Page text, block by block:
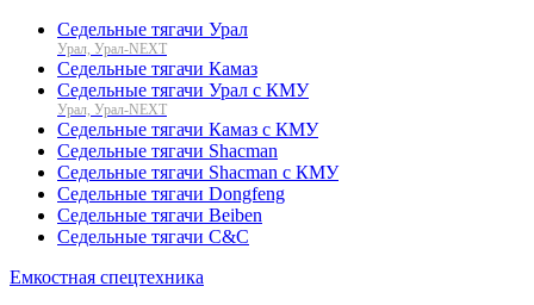
Седельные тягачи Урал
Урал, Урал-NEXT
Седельные тягачи Камаз
Седельные тягачи Урал с КМУ
Урал, Урал-NEXT
Седельные тягачи Камаз с КМУ
Седельные тягачи Shacman
Седельные тягачи Shacman с КМУ
Седельные тягачи Dongfeng
Седельные тягачи Beiben
Седельные тягачи C&C
Емкостная спецтехника